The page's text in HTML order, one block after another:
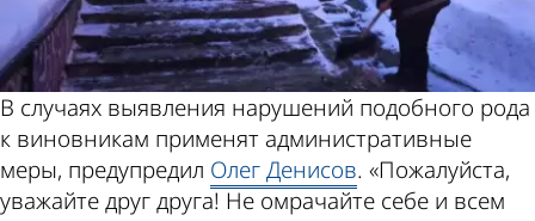
В случаях выявления нарушений подобного рода
к виновникам применят административные
меры, предупредил Олег Денисов. «Пожалуйста,
уважайте друг друга! Не омрачайте себе и всем